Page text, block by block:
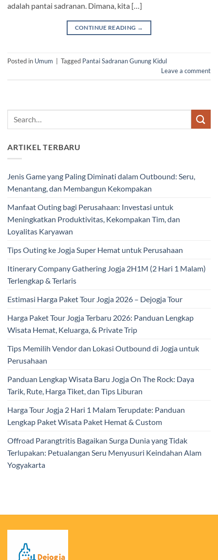
adalah pantai sadranan. Dimana, kita […]
CONTINUE READING →
Posted in Umum Tagged Pantai Sadranan Gunung Kidul
Leave a comment
ARTIKEL TERBARU
Jenis Game yang Paling Diminati dalam Outbound: Seru,
Menantang, dan Membangun Kekompakan
Manfaat Outing bagi Perusahaan: Investasi untuk
Meningkatkan Produktivitas, Kekompakan Tim, dan
Loyalitas Karyawan
Tips Outing ke Jogja Super Hemat untuk Perusahaan
Itinerary Company Gathering Jogja 2H1M (2 Hari 1 Malam)
Terlengkap & Terlaris
Estimasi Harga Paket Tour Jogja 2026 – Dejogja Tour
Harga Paket Tour Jogja Terbaru 2026: Panduan Lengkap
Wisata Hemat, Keluarga, & Private Trip
Tips Memilih Vendor dan Lokasi Outbound di Jogja untuk
Perusahaan
Panduan Lengkap Wisata Baru Jogja On The Rock: Daya
Tarik, Rute, Harga Tiket, dan Tips Liburan
Harga Tour Jogja 2 Hari 1 Malam Terupdate: Panduan
Lengkap Paket Wisata Paket Hemat & Custom
Offroad Parangtritis Bagaikan Surga Dunia yang Tidak
Terlupakan: Petualangan Seru Menyusuri Keindahan Alam
Yogyakarta